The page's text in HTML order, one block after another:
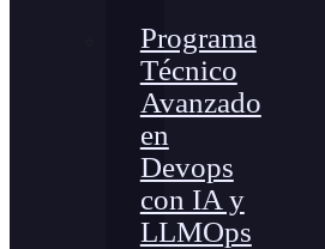
Programa
Técnico
Avanzado
en
Devops
con IA y
LLMOps